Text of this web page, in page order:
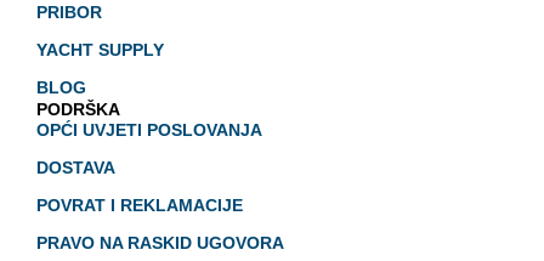
PRIBOR
YACHT SUPPLY
BLOG
PODRŠKA
OPĆI UVJETI POSLOVANJA
DOSTAVA
POVRAT I REKLAMACIJE
PRAVO NA RASKID UGOVORA